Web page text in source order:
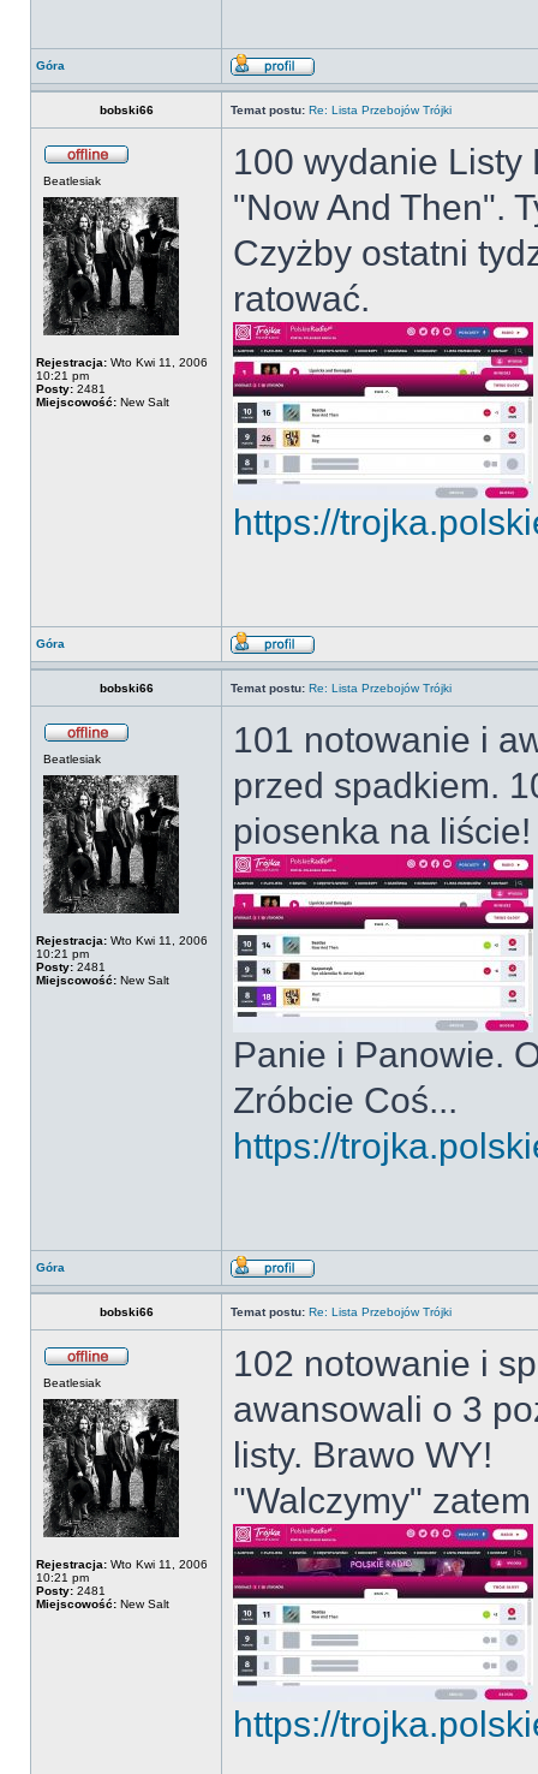
Góra
bobski66 Temat postu: Re: Lista Przebojów Trójki
Beatlesiak
Rejestracja: Wto Kwi 11, 2006
10:21 pm
Posty: 2481
Miejscowość: New Salt
100 wydanie Listy
"Now And Then".
Czyżby ostatni
ratować.
https://
Góra
bobski66 Temat postu: Re: Lista Przebojów Trójki
Beatlesiak
Rejestracja: Wto Kwi 11, 2006
10:21 pm
Posty: 2481
Miejscowość: New Salt
101 notowanie i
przed spadkiem.
piosenka na liście!
Panie i Panowie.
Zróbcie Coś...
https://
Góra
bobski66 Temat postu: Re: Lista Przebojów Trójki
Beatlesiak
Rejestracja: Wto Kwi 11, 2006
10:21 pm
Posty: 2481
Miejscowość: New Salt
102 notowanie i
awansowali o 3
listy. Brawo WY!
"Walczymy"
https://